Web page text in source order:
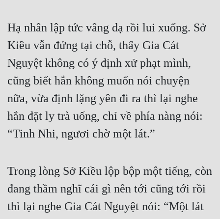
Hạ nhân lập tức vâng dạ rồi lui xuống. Sở
Kiều vẫn đứng tại chỗ, thấy Gia Cát
Nguyệt không có ý định xử phạt mình,
cũng biết hắn không muốn nói chuyện
nữa, vừa định lặng yên đi ra thì lại nghe
hắn đặt ly trà uống, chỉ về phía nàng nói:
“Tinh Nhi, ngươi chờ một lát.”
Trong lòng Sở Kiều lộp bộp một tiếng, còn
đang thầm nghĩ cái gì nên tới cũng tới rồi
thì lại nghe Gia Cát Nguyệt nói: “Một lát